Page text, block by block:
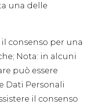
una delle
consenso per una
Nota: in alcuni
può essere
Dati Personali
il consenso